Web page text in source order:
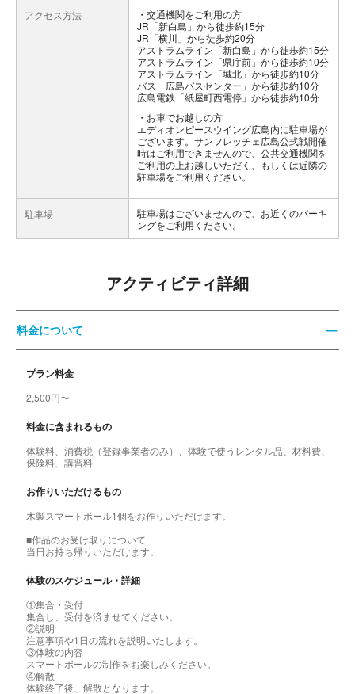
アクセス方法
交通機関をご利用の方
JR「新白島」から徒歩約15分
JR「横川」から徒歩約20分
アストラムライン「新白島」から徒歩約15分
アストラムライン「県庁前」から徒歩約10分
アストラムライン「城北」から徒歩約10分
バス「広島バスセンター」から徒歩約10分
広島電鉄「紙屋町西電停」から徒歩約10分
お車でお越しの方
エディオンピースウイング広島内に駐車場が
ございます。サンフレッチェ広島公式戦開催
時はご利用できませんので、公共交通機関を
ご利用の上お越しいただく、もしくは近隣の
駐車場をご利用ください。
駐車場
駐車場はございませんので、お近くのパーキ
ングをご利用ください。
アクティビティ詳細
料金について
プラン料金
2,500円〜
料金に含まれるもの
体験料、消費税（登録事業者のみ）、体験で使うレンタル品、材料費、
保険料、講習料
お作りいただけるもの
木製スマートボール1個をお作りいただけます。
■作品のお受け取りについて
当日お持ち帰りいただけます。
体験のスケジュール・詳細
①集合・受付
集合し、受付を済ませてください。
②説明
注意事項や1日の流れを説明いたします。
③体験の内容
スマートボールの制作をお楽しみください。
④解散
体験終了後、解散となります。